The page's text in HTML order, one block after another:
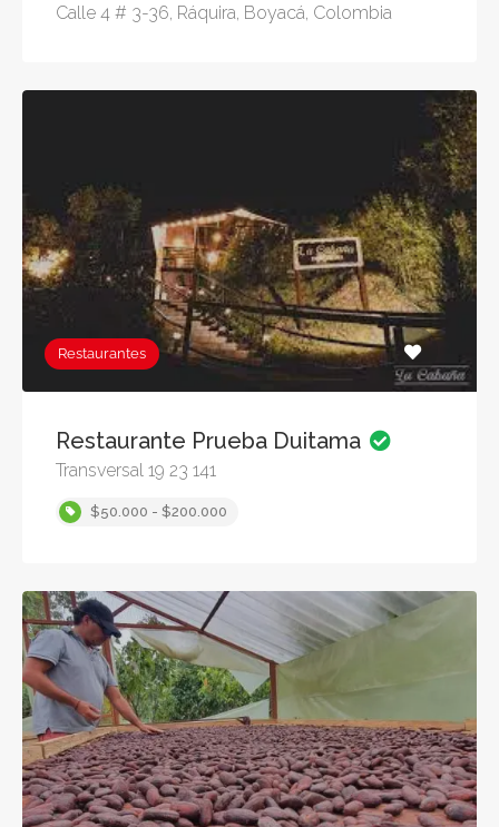
Calle 4 # 3-36, Ráquira, Boyacá, Colombia
Restaurantes
Restaurante Prueba Duitama
Transversal 19 23 141
$50.000 - $200.000